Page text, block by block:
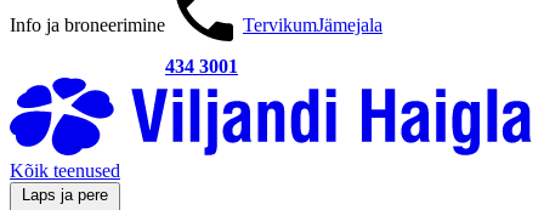
Info ja broneerimine
434 3001
TervikumJämejala
Kõik teenused
Laps ja pere